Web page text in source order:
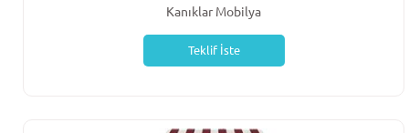
Kanıklar Mobilya
Teklif İste